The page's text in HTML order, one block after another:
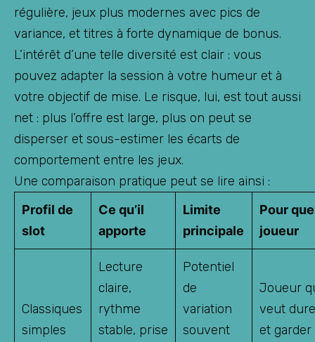
régulière, jeux plus modernes avec pics de
variance, et titres à forte dynamique de bonus.
L’intérêt d’une telle diversité est clair : vous
pouvez adapter la session à votre humeur et à
votre objectif de mise. Le risque, lui, est tout aussi
net : plus l’offre est large, plus on peut se
disperser et sous-estimer les écarts de
comportement entre les jeux.
Une comparaison pratique peut se lire ainsi :
Profil de
slot
Ce qu’il
apporte
Limite
principale
Pour
joueur
Classiques
simples
Lecture
claire,
rythme
stable, prise
Potentiel
de
variation
souvent
Joueur
veut
et garder